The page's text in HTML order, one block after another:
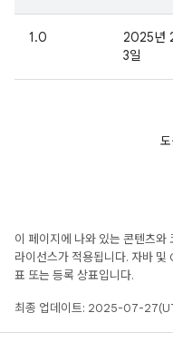
1.0
2025년
3일
이 페이지에 나와 있는 콘텐츠와
라이선스가 적용됩니다. 자바
표 또는 등록 상표입니다.
최종 업데이트: 2025-07-